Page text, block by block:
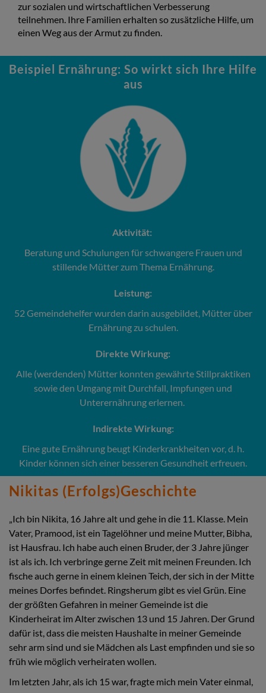
zur sozialen und wirtschaftlichen Verbesserung
teilnehmen. Ihre Familien erhalten so zusätzliche Hilfe, um
einen Weg aus der Armut zu finden.
Beispiel Ernährung: So wirkt sich Ihre Hilfe
aus
Aktivität:
Beratung und Schulungen für schwangere Frauen und
stillende Mütter zum Thema Ernährung.
Leistung:
52 Gemeindehelfer wurden darin ausgebildet, Mütter über
Ernährung zu schulen.
Direkte Wirkung:
Alle (werdenden) Mütter konnten gewährte Stillpraktiken
sowie den Umgang mit Durchfall, Impfungen und
Unterernährung erlernen.
Indirekte Wirkung:
Eine gute Ernährung beugt Kinderkrankheiten vor, d. h.
Kinder können sich einer besseren Gesundheit erfreuen.
Nikitas (Erfolgs)Geschichte
„Ich bin Nikita, 16 Jahre alt und gehe in die 11. Klasse. Mein
Vater, Pramood, ist ein Tagelöhner und meine Mutter, Bibha,
ist Hausfrau. Ich habe auch einen Bruder, der 3 Jahre jünger
ist als ich. Ich verbringe gerne Zeit mit meinen Freunden. Ich
fische auch gerne in einem kleinen Teich, der sich in der Mitte
meines Dorfes befindet. Ringsherum gibt es viel Grün. Eine
der größten Gefahren in meiner Gemeinde ist die
Kinderheirat im Alter zwischen 13 und 15 Jahren. Der Grund
dafür ist, dass die meisten Haushalte in meiner Gemeinde
sehr arm sind und sie Mädchen als Last empfinden und sie so
früh wie möglich verheiraten wollen.
Im letzten Jahr, als ich 15 war, fragte mich mein Vater einmal,